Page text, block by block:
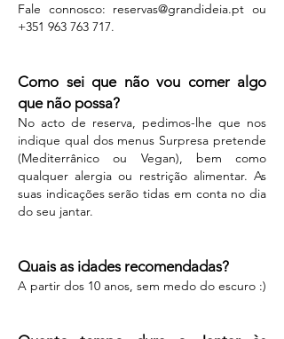
Fale connosco: reservas@grandideia.pt ou
+351 963 763 717.
Como sei que não vou comer algo
que não possa?
No acto de reserva, pedimos-lhe que nos
indique qual dos menus Surpresa pretende
(Mediterrânico ou Vegan), bem como
qualquer alergia ou restrição alimentar. As
suas indicações serão tidas em conta no dia
do seu jantar.
Quais as idades recomendadas?
A partir dos 10 anos, sem medo do escuro :)